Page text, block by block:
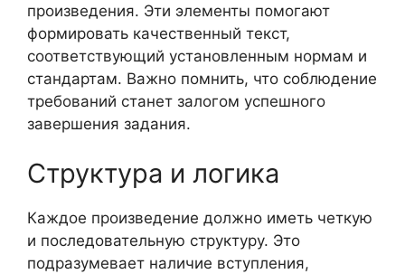
произведения. Эти элементы помогают
формировать качественный текст,
соответствующий установленным нормам и
стандартам. Важно помнить, что соблюдение
требований станет залогом успешного
завершения задания.
Структура и логика
Каждое произведение должно иметь четкую
и последовательную структуру. Это
подразумевает наличие вступления,